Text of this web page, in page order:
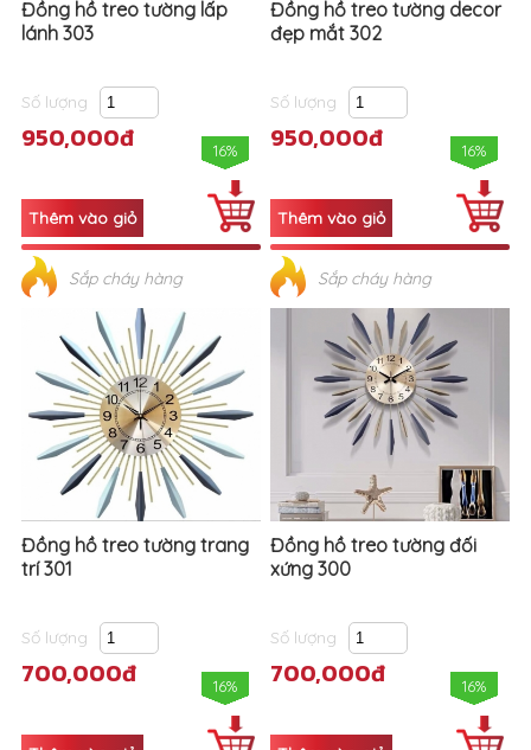
Đồng hồ treo tường lấp
lánh 303
Số lượng
950,000đ 16%
Sắp cháy hàng
Đồng hồ treo tường decor
đẹp mắt 302
Số lượng
950,000đ 16%
Sắp cháy hàng
Đồng hồ treo tường trang
trí 301
Số lượng
700,000đ 16%
Đồng hồ treo tường đối
xứng 300
Số lượng
700,000đ 16%